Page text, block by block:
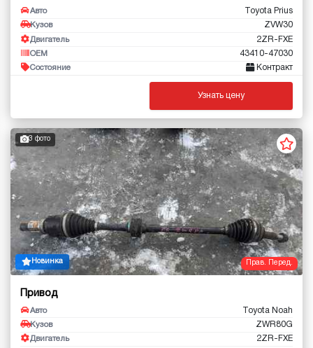
Авто Toyota Prius
Кузов ZVW30
Двигатель 2ZR-FXE
OEM 43410-47030
Состояние Контракт
Узнать цену
Прав. Перед.
3 фото
Новинка
Привод
Авто Toyota Noah
Кузов ZWR80G
Двигатель 2ZR-FXE